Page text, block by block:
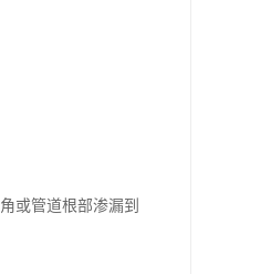
或管道根部渗漏到